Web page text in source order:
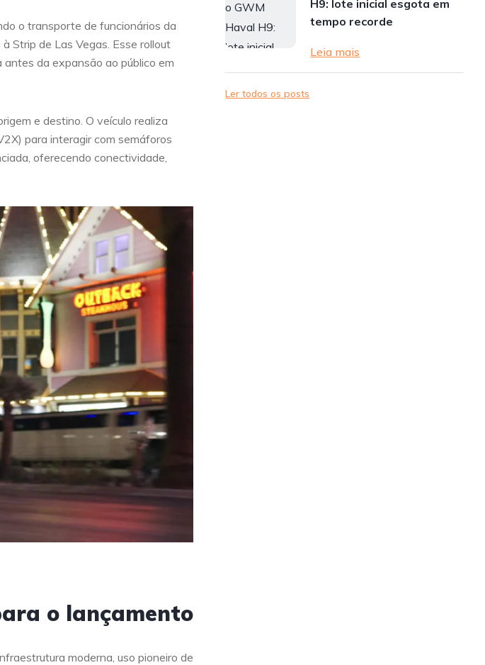
o transporte de funcionários da
Strip de Las Vegas. Esse rollout
da expansão ao público em
e destino. O veículo realiza
para interagir com semáforos
oferecendo conectividade,
o lançamento
moderna, uso pioneiro de
H9: lote inicial esgota em
tempo recorde
Leia mais
Ler todos os posts